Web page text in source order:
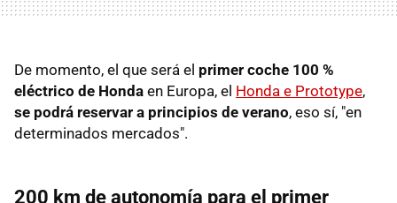
De momento, el que será el primer coche 100 %
eléctrico de Honda en Europa, el Honda e Prototype,
se podrá reservar a principios de verano, eso sí, "en
determinados mercados".
200 km de autonomía para el primer